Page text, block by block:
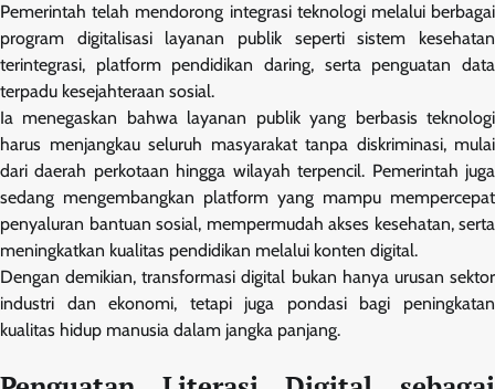
Pemerintah telah mendorong integrasi teknologi melalui berbagai
program digitalisasi layanan publik seperti sistem kesehatan
terintegrasi, platform pendidikan daring, serta penguatan data
terpadu kesejahteraan sosial.
Ia menegaskan bahwa layanan publik yang berbasis teknologi
harus menjangkau seluruh masyarakat tanpa diskriminasi, mulai
dari daerah perkotaan hingga wilayah terpencil. Pemerintah juga
sedang mengembangkan platform yang mampu mempercepat
penyaluran bantuan sosial, mempermudah akses kesehatan, serta
meningkatkan kualitas pendidikan melalui konten digital.
Dengan demikian, transformasi digital bukan hanya urusan sektor
industri dan ekonomi, tetapi juga pondasi bagi peningkatan
kualitas hidup manusia dalam jangka panjang.